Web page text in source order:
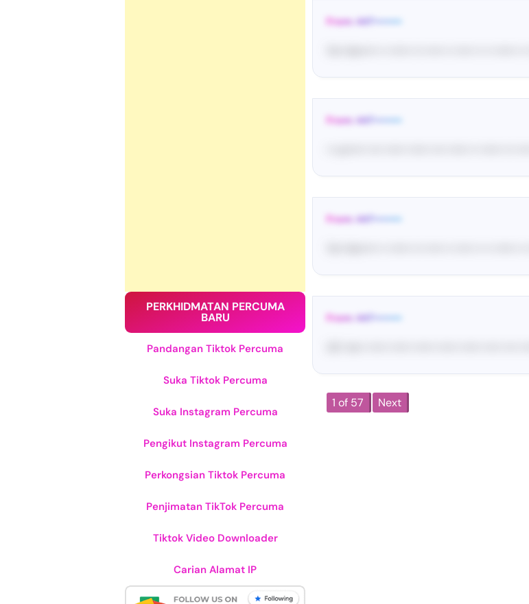
PERKHIDMATAN PERCUMA
BARU
Pandangan Tiktok Percuma
Suka Tiktok Percuma
Suka Instagram Percuma
Pengikut Instagram Percuma
Perkongsian Tiktok Percuma
Penjimatan TikTok Percuma
Tiktok Video Downloader
Carian Alamat IP
From: 447••••••••
Yo•• bo••••• •• •••••• ••• ••••• •• ••••• •• •• ••••••
From: 447••••••••
•• un••••• •••• •••••• •••••• •••• •••••• •• •••••• •••
From: 447••••••••
Yo•• bo••••• •• •••••• ••• ••••• •• ••••• •• •• ••••••
From: 447••••••••
UC• te•• •••••• •••••• •••••• •••••• •••••• ••••• ••••
1 of 57 Next